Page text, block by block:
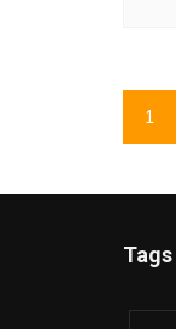
de
1
Tags